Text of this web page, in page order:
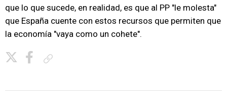
que lo que sucede, en realidad, es que al PP "le molesta"
que España cuente con estos recursos que permiten que
la economía "vaya como un cohete".